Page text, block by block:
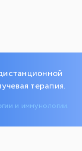
терапия.
и иммунологии.